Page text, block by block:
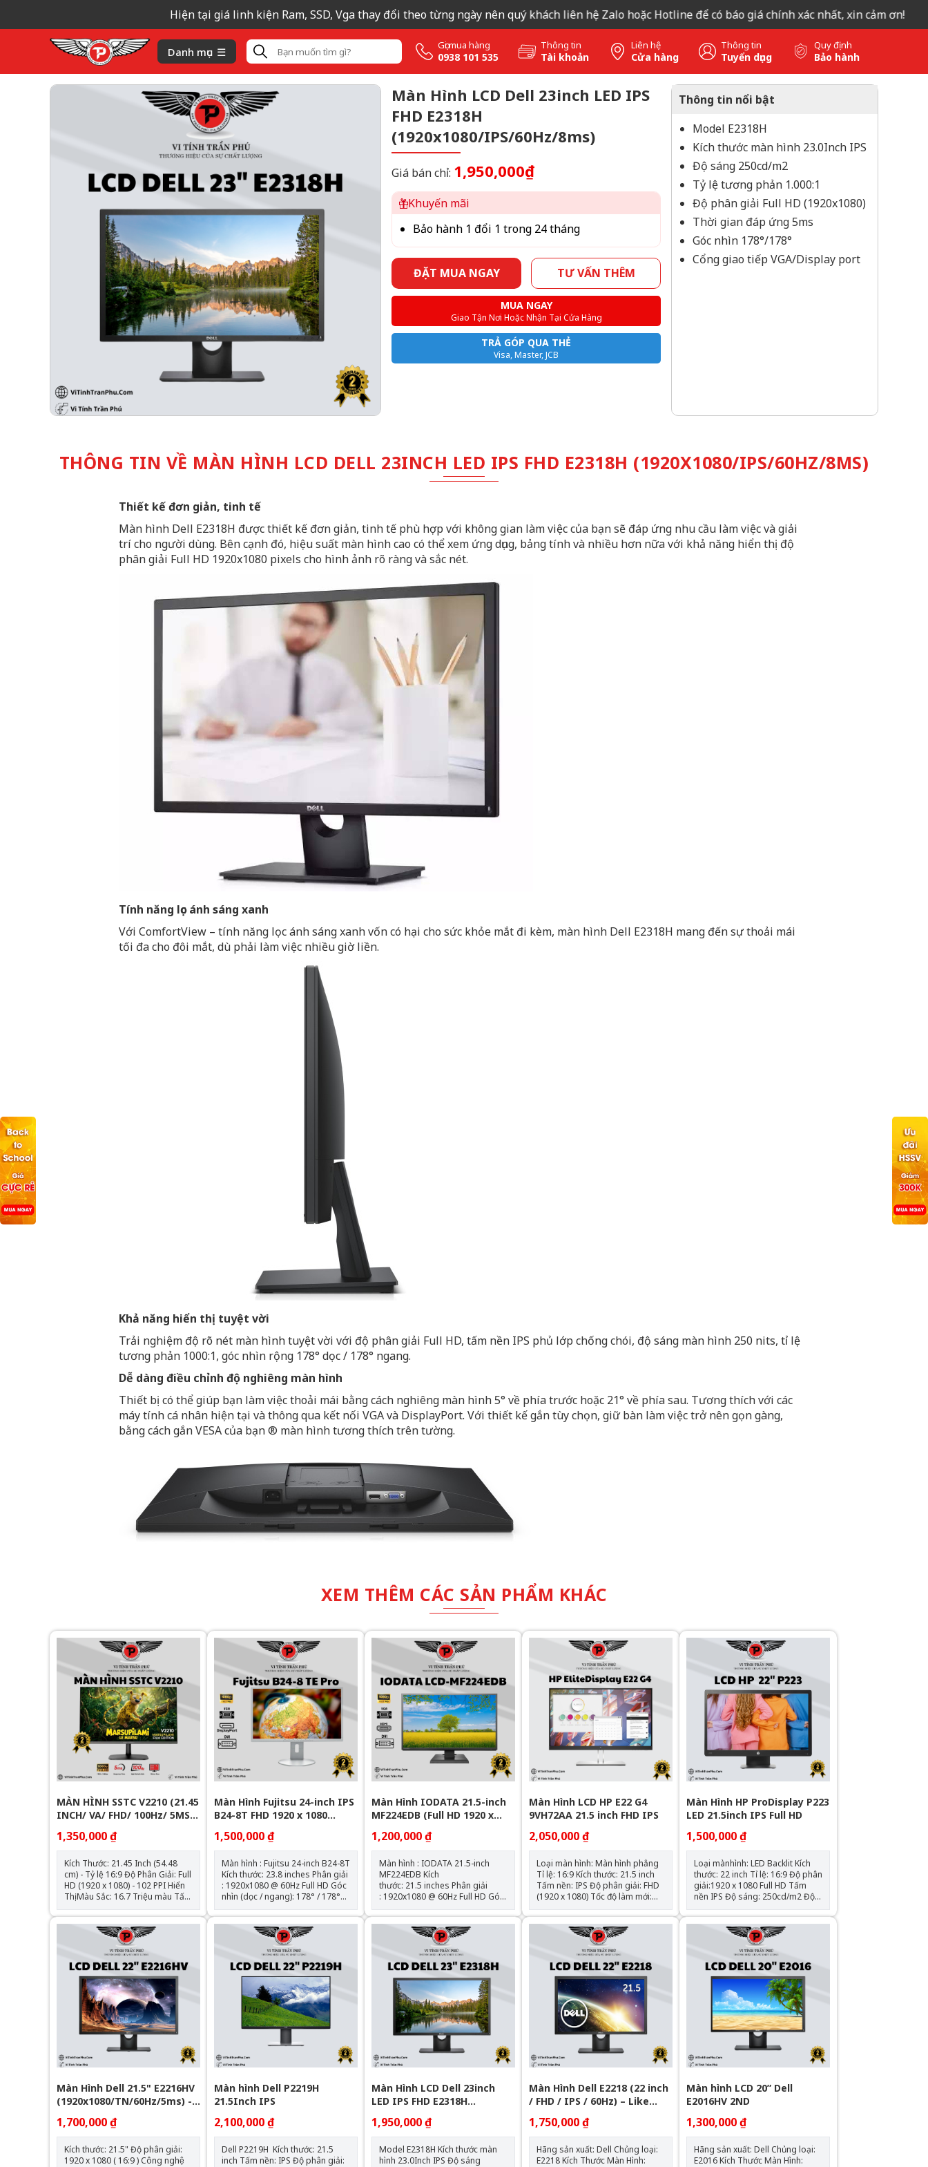
Hiện tại giá linh kiện Ram, SSD, Vga thay đổi theo từng ngày nên quý khách liên hệ Zalo hoặc Hotline để có báo giá chính xác nhất, xin cảm ơn!
Danh mục Gọi mua hàng
0938 101 535
Thông tin
Tài khoản
Liên hệ
Cửa hàng
Thông tin
Tuyển dụng
Quy định
Bảo hành
Màn Hình LCD Dell 23inch LED IPS
FHD E2318H
(1920x1080/IPS/60Hz/8ms)
Giá bán chỉ: 1,950,000₫
Khuyến mãi
Bảo hành 1 đổi 1 trong 24 tháng
ĐẶT MUA NGAY TƯ VẤN THÊM
MUA NGAY
Giao Tận Nơi Hoặc Nhận Tại Cửa Hàng
TRẢ GÓP QUA THẺ
Visa, Master, JCB
Thông tin nổi bật
Model E2318H
Kích thước màn hình 23.0Inch IPS
Độ sáng 250cd/m2
Tỷ lệ tương phản 1.000:1
Độ phân giải Full HD (1920x1080)
Thời gian đáp ứng 5ms
Góc nhìn 178°/178°
Cổng giao tiếp VGA/Display port
THÔNG TIN VỀ MÀN HÌNH LCD DELL 23INCH LED IPS FHD E2318H (1920X1080/IPS/60HZ/8MS)
Thiết kế đơn giản, tinh tế
Màn hình Dell E2318H được thiết kế đơn giản, tinh tế phù hợp với không gian làm việc của bạn sẽ đáp ứng nhu cầu làm việc và giải
trí cho người dùng. Bên cạnh đó, hiệu suất màn hình cao có thể xem ứng dụng, bảng tính và nhiều hơn nữa với khả năng hiển thị độ
phân giải Full HD 1920x1080 pixels cho hình ảnh rõ ràng và sắc nét.
Tính năng lọc ánh sáng xanh
Với ComfortView – tính năng lọc ánh sáng xanh vốn có hại cho sức khỏe mắt đi kèm, màn hình Dell E2318H mang đến sự thoải mái
tối đa cho đôi mắt, dù phải làm việc nhiều giờ liền.
Khả năng hiển thị tuyệt vời
Trải nghiệm độ rõ nét màn hình tuyệt vời với độ phân giải Full HD, tấm nền IPS phủ lớp chống chói, độ sáng màn hình 250 nits, tỉ lệ
tương phản 1000:1, góc nhìn rộng 178° dọc / 178° ngang.
Dễ dàng điều chỉnh độ nghiêng màn hình
Thiết bị có thể giúp bạn làm việc thoải mái bằng cách nghiêng màn hình 5° về phía trước hoặc 21° về phía sau. Tương thích với các
máy tính cá nhân hiện tại và thông qua kết nối VGA và DisplayPort. Với thiết kế gắn tùy chọn, giữ bàn làm việc trở nên gọn gàng,
bằng cách gắn VESA của bạn ® màn hình tương thích trên tường.
XEM THÊM CÁC SẢN PHẨM KHÁC
MÀN HÌNH SSTC V2210 (21.45
INCH/ VA/ FHD/ 100Hz/ 5MS/
1,350,000 ₫
Kích Thước: 21.45 Inch (54.48
cm) - Tỷ lệ 16:9 Độ Phân Giải: Full
HD (1920 x 1080) - 102 PPI Hiển
Thị Màu Sắc: 16.7 Triệu màu Tấm
Nền - Góc Nhìn : VA (Tương phản
tĩnh 3000:1) - 178°/178° Độ Sáng
- Bề Mặt : 200 cd/m² - Lớp phủ
nhám (Matte) Cổng Kết Nối :
1xHDMI, 1x Vga
Màn Hình Fujitsu 24-inch IPS
B24-8T FHD 1920 x 1080
(VGA/DVI/Display Port)
1,500,000 ₫
Màn hình : Fujitsu 24-inch B24-8T
Kích thước: 23.8 inches Phân giải
: 1920x1080 @ 60Hz Full HD Góc
nhìn (dọc / ngang): 178° / 178°
Khả năng hiển thị màu: 16.7M Độ
sáng : 250 cd/m2 Độ tương
phản: 1000:1 Thời gian đáp
thích HDCP), VGA, Display Port
Tình trạng : Đã qua sử dụng
Màn Hình IODATA 21.5-inch
MF224EDB (Full HD 1920 x
1080/ADS/VGA/DVI/HDMI)
1,200,000 ₫
Màn hình : IODATA 21.5-inch
MF224EDB Kích
thước: 21.5 inches Phân giải
: 1920x1080 @ 60Hz Full HD Góc
nhìn (dọc / ngang): 178° / 178°
Khả năng hiển thị màu: 16.7M Độ
sáng : 250 cd/m2 Độ tương
phản: 1000:1 Thời gian đáp
DVI-D (tương thích HDCP), HDMI
Tình trạng : Đã qua sử dụng
Màn Hình LCD HP E22 G4
9VH72AA 21.5 inch FHD IPS
2,050,000 ₫
Loại màn hình: Màn hình phẳng
Tỉ lệ: 16:9 Kích thước: 21.5 inch
Tấm nền: IPS Độ phân giải: FHD
(1920 x 1080) Tốc độ làm mới:
60Hz Thời gian đáp ứng: 5ms
GtG Cổng kết nối: 1 x VGA; 1 x
USB Type-B; 1 x HDMI 1.4; 1 x
DisplayPort™ 1.2; 4 x USB-A 3.2
Màn Hình HP ProDisplay P223
LED 21.5inch IPS Full HD
1,500,000 ₫
Loại mànhình: LED Backlit Kích
thước: 22 inch Tỉ lệ: 16:9 Độ phân
giải:1920 x 1080 Full HD Tấm
nền IPS Độ sáng: 250cd/m2 Độ
tương phản: 3000:1 static,
5000000:1 dynamic 1 Thời gian
đápứng: 5 ms Góc nhìn: 178°
horizontal, 178° vertical Tính
hiệu đầuvào:VGA / DP
Màn Hình Dell 21.5" E2216HV
(1920x1080/TN/60Hz/5ms) -
1,700,000 ₫
Kích thước: 21.5" Độ phân giải:
1920 x 1080 ( 16:9 ) Công nghệ
Màn hình Dell P2219H
21.5Inch IPS
2,100,000 ₫
Dell P2219H Kích thước: 21.5
inch Tấm nền: IPS Độ phân giải:
Màn Hình LCD Dell 23inch
LED IPS FHD E2318H
(1920x1080/IPS/60Hz/8ms)
1,950,000 ₫
Model E2318H Kích thước màn
hình 23.0Inch IPS Độ sáng
Màn Hình Dell E2218 (22 inch
/ FHD / IPS / 60Hz) – Like
1,750,000 ₫
Hãng sản xuất: Dell Chủng loại:
E2218 Kích Thước Màn Hình:
Màn hình LCD 20” Dell
E2016HV 2ND
1,300,000 ₫
Hãng sản xuất: Dell Chủng loại:
E2016 Kích Thước Màn Hình: